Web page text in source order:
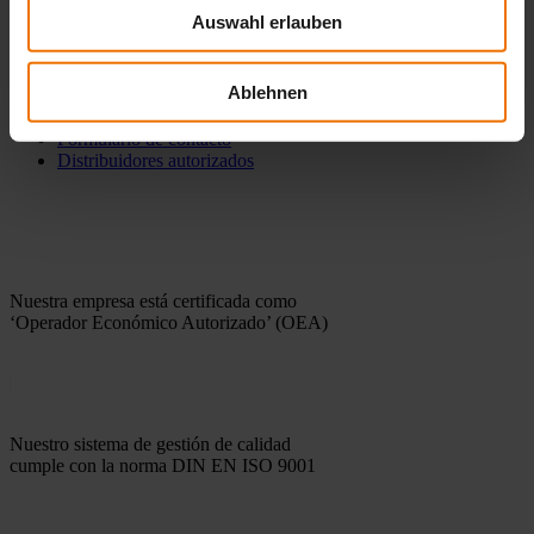
Auswahl erlauben
Ablehnen
LDAR Información
Software
Formulario de contacto
Distribuidores autorizados
Nuestra empresa está certificada como
‘Operador Económico Autorizado’ (OEA)
Nuestro sistema de gestión de calidad
cumple con la norma DIN EN ISO 9001